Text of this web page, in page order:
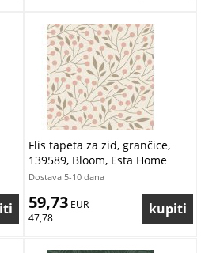
Flis tapeta za zid, grančice,
139589, Bloom, Esta Home
Dostava 5-10 dana
59,73 EUR
47,78